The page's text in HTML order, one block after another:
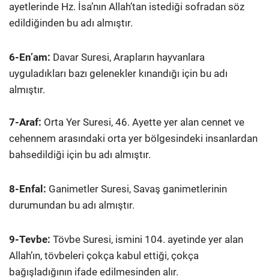
ayetlerinde Hz. İsa’nın Allah’tan istediği sofradan söz
edildiğinden bu adı almıştır.
6-En’am: Davar Suresi, Arapların hayvanlara
uyguladıkları bazı gelenekler kınandığı için bu adı
almıştır.
7-Araf: Orta Yer Suresi, 46. Ayette yer alan cennet ve
cehennem arasındaki orta yer bölgesindeki insanlardan
bahsedildiği için bu adı almıştır.
8-Enfal: Ganimetler Suresi, Savaş ganimetlerinin
durumundan bu adı almıştır.
9-Tevbe: Tövbe Suresi, ismini 104. ayetinde yer alan
Allah’ın, tövbeleri çokça kabul ettiği, çokça
bağışladığının ifade edilmesinden alır.